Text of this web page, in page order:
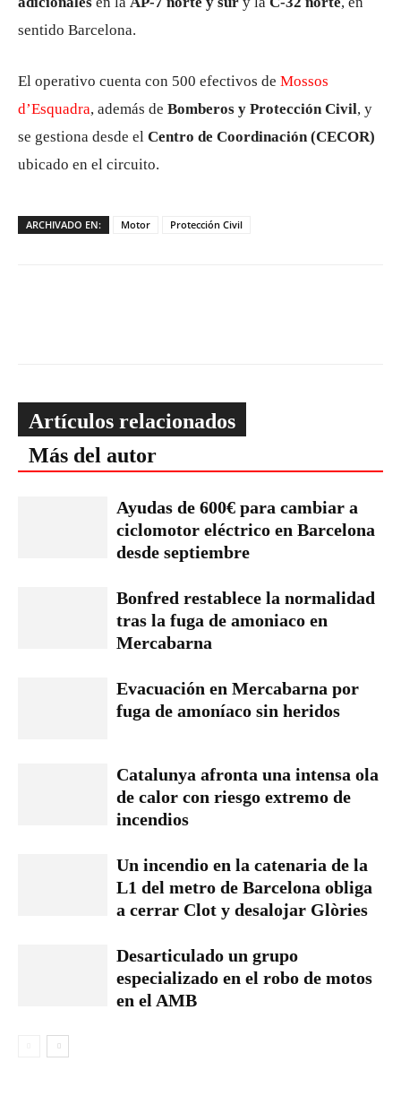
sentido Barcelona.
El operativo cuenta con 500 efectivos de Mossos
d’Esquadra, además de Bomberos y Protección Civil, y
se gestiona desde el Centro de Coordinación (CECOR)
ubicado en el circuito.
ARCHIVADO EN: Motor Protección Civil
Artículos relacionados
Más del autor
Ayudas de 600€ para cambiar a
ciclomotor eléctrico en Barcelona
desde septiembre
Bonfred restablece la normalidad
tras la fuga de amoniaco en
Mercabarna
Evacuación en Mercabarna por
fuga de amoníaco sin heridos
Catalunya afronta una intensa ola
de calor con riesgo extremo de
incendios
Un incendio en la catenaria de la
L1 del metro de Barcelona obliga
a cerrar Clot y desalojar Glòries
Desarticulado un grupo
especializado en el robo de motos
en el AMB